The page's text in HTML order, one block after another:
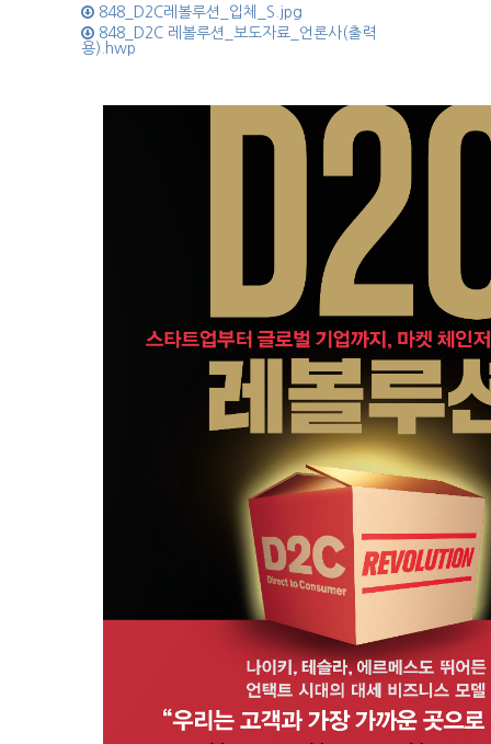
848_D2C레볼루션_입체_S.jpg
848_D2C 레볼루션_보도자료_언론사(출력
용).hwp